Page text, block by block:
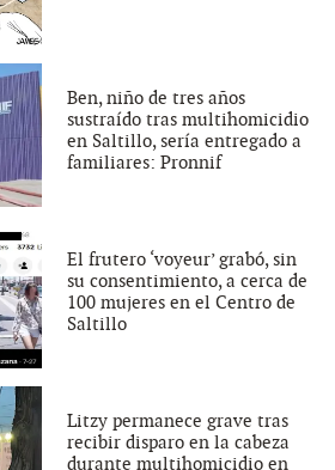
Ben, niño de tres años
sustraído tras multihomicidio
en Saltillo, sería entregado a
familiares: Pronnif
El frutero ‘voyeur’ grabó, sin
su consentimiento, a cerca de
100 mujeres en el Centro de
Saltillo
Litzy permanece grave tras
recibir disparo en la cabeza
durante multihomicidio en